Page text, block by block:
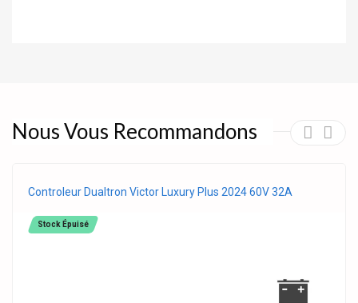
Nous Vous Recommandons
Controleur Dualtron Victor Luxury Plus 2024 60V 32A
Stock Épuisé